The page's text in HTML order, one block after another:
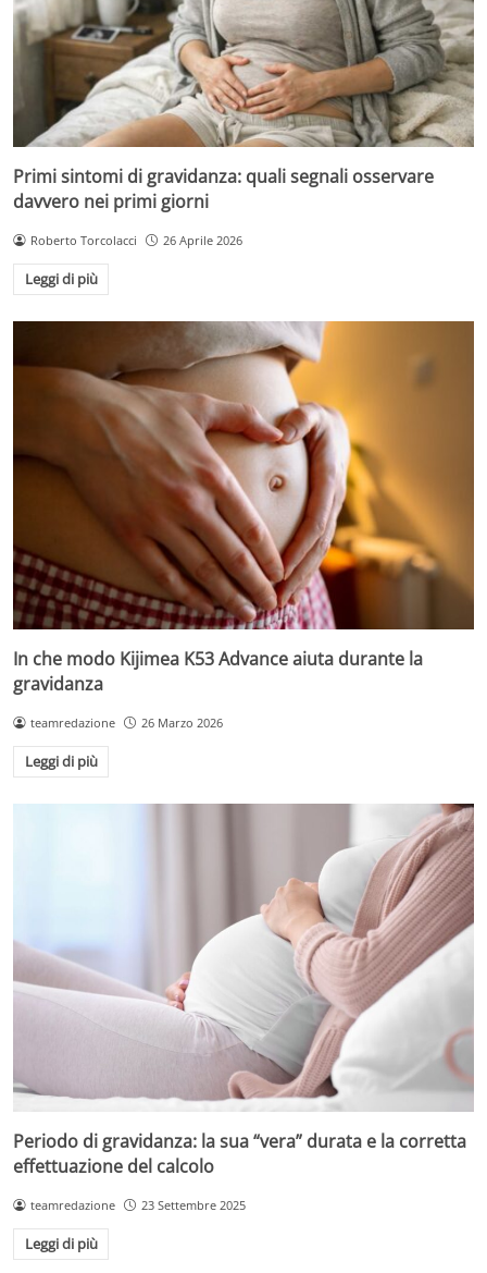
Primi sintomi di gravidanza: quali segnali osservare
davvero nei primi giorni
Roberto Torcolacci 26 Aprile 2026
Leggi di più
In che modo Kijimea K53 Advance aiuta durante la
gravidanza
teamredazione 26 Marzo 2026
Leggi di più
Periodo di gravidanza: la sua “vera” durata e la corretta
effettuazione del calcolo
teamredazione 23 Settembre 2025
Leggi di più